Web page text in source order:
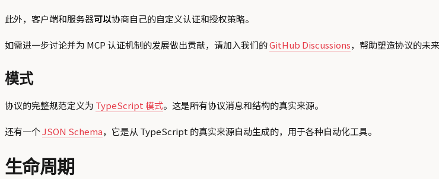
此外，客户端和服务器可以协商自己的自定义认证和授权策略。
如需进一步讨论并为 MCP 认证机制的发展做出贡献，请加入我们的GitHub Discussions，帮助塑造协议的未来
模式
协议的完整规范定义为 TypeScript 模式。这是所有协议消息和结构的真实来源。
还有一个JSON Schema，它是从 TypeScript 的真实来源自动生成的，用于各种自动化工具。
生命周期